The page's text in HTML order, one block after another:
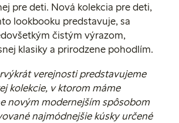
pre deti. Nová kolekcia pre deti,
lookbooku predstavuje, sa
čistým výrazom,
klasiky a prirodzene pohodlím.
verejnosti predstavujeme
kolekcie, v ktorom máme
novým modernejším spôsobom
najmódnejšie kúsky určené